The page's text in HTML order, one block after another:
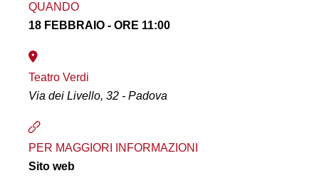
QUANDO
18 FEBBRAIO - ORE 11:00
Teatro Verdi
Via dei Livello, 32 - Padova
PER MAGGIORI INFORMAZIONI
Sito web